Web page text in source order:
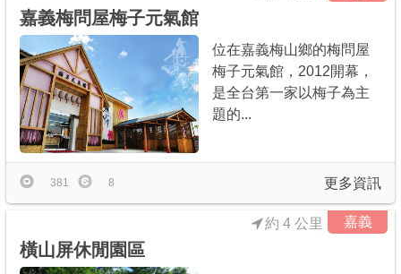
嘉義梅問屋梅子元氣館
位在嘉義梅山鄉的梅問屋
梅子元氣館，2012開幕，
是全台第一家以梅子為主
題的...
更多資訊
381 8
嘉義
橫山屏休閒園區
約 4 公里